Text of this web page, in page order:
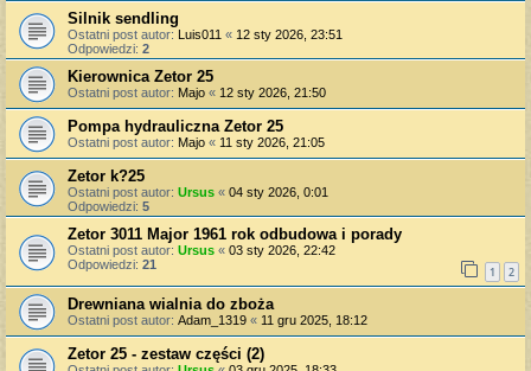
Silnik sendling
Ostatni post autor: Luis011 « 12 sty 2026, 23:51
Odpowiedzi: 2
Kierownica Zetor 25
Ostatni post autor: Majo « 12 sty 2026, 21:50
Pompa hydrauliczna Zetor 25
Ostatni post autor: Majo « 11 sty 2026, 21:05
Zetor k?25
Ostatni post autor: Ursus « 04 sty 2026, 0:01
Odpowiedzi: 5
Zetor 3011 Major 1961 rok odbudowa i porady
Ostatni post autor: Ursus « 03 sty 2026, 22:42
Odpowiedzi: 21 1 2
Drewniana wialnia do zboża
Ostatni post autor: Adam_1319 « 11 gru 2025, 18:12
Zetor 25 - zestaw części (2)